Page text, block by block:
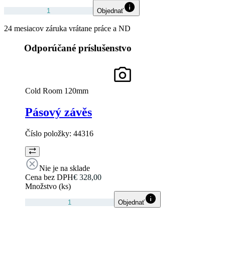
Objednať
24 mesiacov záruka vrátane práce a ND
Odporúčané príslušenstvo
Cold Room 120mm
Pásový závěs
Číslo položky: 44316
Nie je na sklade
Cena bez DPH€ 328,00
Množstvo (ks)
Objednať